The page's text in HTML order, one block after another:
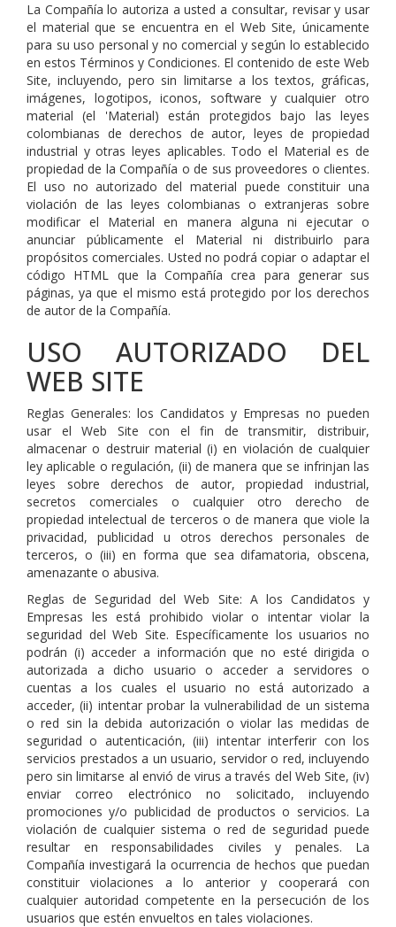
La Compañía lo autoriza a usted a consultar, revisar y usar
el material que se encuentra en el Web Site, únicamente
para su uso personal y no comercial y según lo establecido
en estos Términos y Condiciones. El contenido de este Web
Site, incluyendo, pero sin limitarse a los textos, gráficas,
imágenes, logotipos, iconos, software y cualquier otro
material (el 'Material) están protegidos bajo las leyes
colombianas de derechos de autor, leyes de propiedad
industrial y otras leyes aplicables. Todo el Material es de
propiedad de la Compañía o de sus proveedores o clientes.
El uso no autorizado del material puede constituir una
violación de las leyes colombianas o extranjeras sobre
modificar el Material en manera alguna ni ejecutar o
anunciar públicamente el Material ni distribuirlo para
propósitos comerciales. Usted no podrá copiar o adaptar el
código HTML que la Compañía crea para generar sus
páginas, ya que el mismo está protegido por los derechos
de autor de la Compañía.
USO AUTORIZADO DEL
WEB SITE
Reglas Generales: los Candidatos y Empresas no pueden
usar el Web Site con el fin de transmitir, distribuir,
almacenar o destruir material (i) en violación de cualquier
ley aplicable o regulación, (ii) de manera que se infrinjan las
leyes sobre derechos de autor, propiedad industrial,
secretos comerciales o cualquier otro derecho de
propiedad intelectual de terceros o de manera que viole la
privacidad, publicidad u otros derechos personales de
terceros, o (iii) en forma que sea difamatoria, obscena,
amenazante o abusiva.
Reglas de Seguridad del Web Site: A los Candidatos y
Empresas les está prohibido violar o intentar violar la
seguridad del Web Site. Específicamente los usuarios no
podrán (i) acceder a información que no esté dirigida o
autorizada a dicho usuario o acceder a servidores o
cuentas a los cuales el usuario no está autorizado a
acceder, (ii) intentar probar la vulnerabilidad de un sistema
o red sin la debida autorización o violar las medidas de
seguridad o autenticación, (iii) intentar interferir con los
servicios prestados a un usuario, servidor o red, incluyendo
pero sin limitarse al envió de virus a través del Web Site, (iv)
enviar correo electrónico no solicitado, incluyendo
promociones y/o publicidad de productos o servicios. La
violación de cualquier sistema o red de seguridad puede
resultar en responsabilidades civiles y penales. La
Compañía investigará la ocurrencia de hechos que puedan
constituir violaciones a lo anterior y cooperará con
cualquier autoridad competente en la persecución de los
usuarios que estén envueltos en tales violaciones.